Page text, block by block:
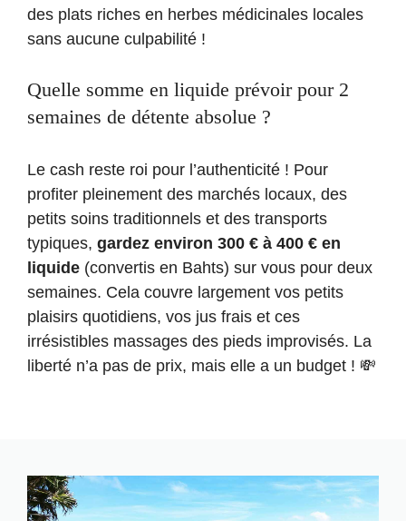
des plats riches en herbes médicinales locales
sans aucune culpabilité !
Quelle somme en liquide prévoir pour 2
semaines de détente absolue ?
Le cash reste roi pour l’authenticité ! Pour
profiter pleinement des marchés locaux, des
petits soins traditionnels et des transports
typiques, gardez environ 300 € à 400 € en
liquide (convertis en Bahts) sur vous pour deux
semaines. Cela couvre largement vos petits
plaisirs quotidiens, vos jus frais et ces
irrésistibles massages des pieds improvisés. La
liberté n’a pas de prix, mais elle a un budget ! 💸